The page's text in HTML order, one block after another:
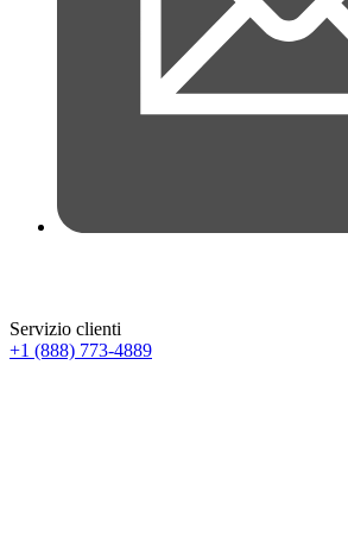
Servizio clienti
+1 (888) 773-4889